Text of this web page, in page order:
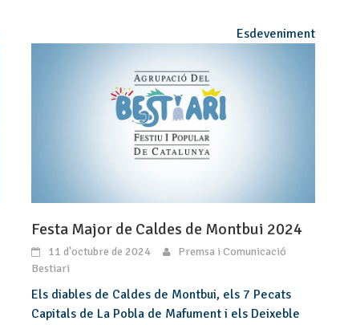
Esdeveniment
Festa Major de Caldes de Montbui 2024
11 d'octubre de 2024
Premsa i Comunicació
Bestiari
Els diables de Caldes de Montbui, els 7 Pecats
Capitals de La Pobla de Mafument i els Deixeble